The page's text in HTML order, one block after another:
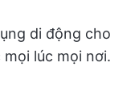
di động cho
lúc mọi nơi.